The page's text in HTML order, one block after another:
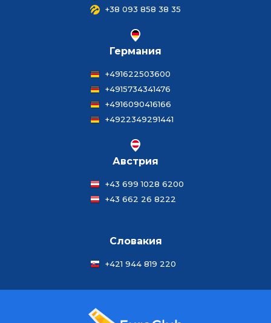
+38 093 858 38 35
Германия
+491622503600
+4915734341476
+4916090416166
+4922349291441
Австрия
+43 699 1028 6200
+43 662 26 8222
Словакия
+421 944 819 220